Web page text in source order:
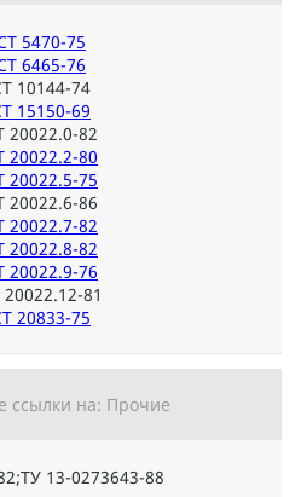
5470-75
6465-76
10144-74
15150-69
20022.0-82
20022.2-80
20022.5-75
20022.6-86
20022.7-82
20022.8-82
20022.9-76
81
20833-75
ссылки на: Прочие
13-0273643-88